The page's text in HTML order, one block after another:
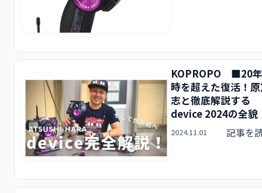
KOPROPO ■20
時を超えた復活！
志と徹底解説する
device 2024の全貌
2024.11.01 記事を